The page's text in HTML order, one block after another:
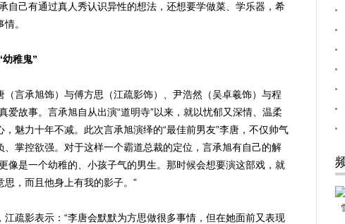
自己有通过真人秀认识异性的想法，还想要学做菜、学乐器，希
。
稚鬼”
言承旭饰）与傅方思（江疏影饰）、尹浩然（吴卓羲饰）与程
爱故事。言承旭自从出演“道明寺”以来，就以忧郁又深情、温柔
魅力十年不减。此次言承旭演绎的“最佳前男友”李唐，不仅帅气
掌控欲强。对于这样一个霸道总裁的定位，言承旭有自己的解
像是一个幼稚的、小孩子气的男生。那时候会想要演这部戏，就
，而且他身上有我的影子。”
影表示：“李唐会默默为方思做很多事情，但在她面前又表现